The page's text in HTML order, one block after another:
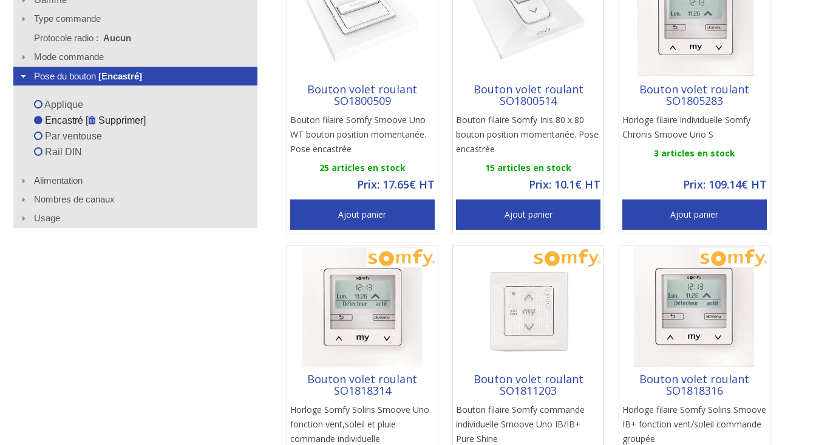
Type commande
Protocole radio : Aucun
Mode commande
Pose du bouton [Encastré]
Applique
Encastré [
Supprimer]
Par ventouse
Rail DIN
Alimentation
Nombres de canaux
Usage
Bouton volet roulant
SO1800509
Bouton filaire Somfy Smoove Uno
WT bouton position momentanée.
Pose encastrée
25 articles en stock
Prix: 17.65€ HT
Ajout panier
Bouton volet roulant
SO1800514
Bouton filaire Somfy Inis 80 x 80
bouton position momentanée. Pose
encastrée
15 articles en stock
Prix: 10.1€ HT
Ajout panier
Bouton volet roulant
SO1805283
Horloge filaire individuelle Somfy
Chronis Smoove Uno S
3 articles en stock
Prix: 109.14€ HT
Ajout panier
Bouton volet roulant
SO1818314
Horloge Somfy Soliris Smoove Uno
fonction vent,soleil et pluie
commande individuelle
Bouton volet roulant
SO1811203
Bouton filaire Somfy commande
individuelle Smoove Uno IB/IB+
Pure Shine
Bouton volet roulant
SO1818316
Horloge filaire Somfy Soliris Smoove
IB+ fonction vent/soleil commande
groupée